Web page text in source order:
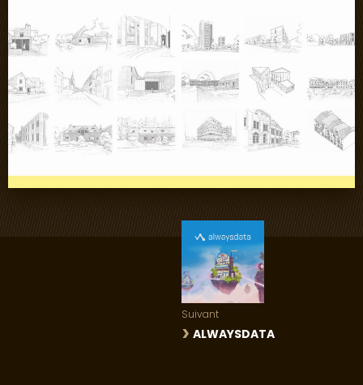
Suivant
ALWAYSDATA